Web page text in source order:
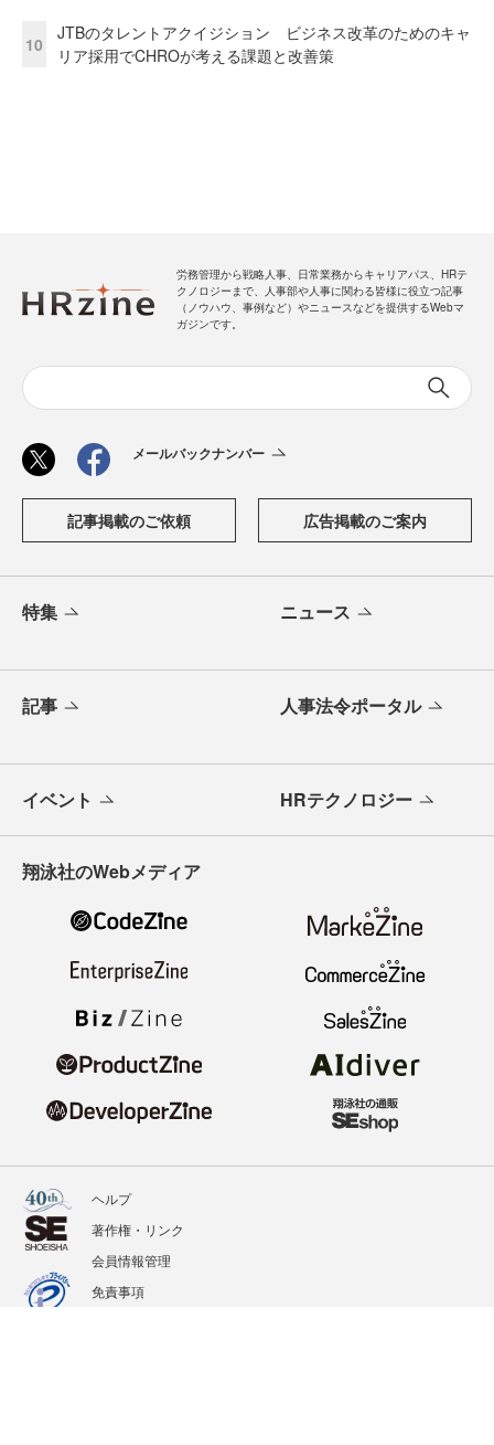
10
JTBのタレントアクイジション ビジネス改革のためのキャ
リア採用でCHROが考える課題と改善策
労務管理から戦略人事、日常業務からキャリアパス、HRテ
クノロジーまで、人事部や人事に関わる皆様に役立つ記事
（ノウハウ、事例など）やニュースなどを提供するWebマ
ガジンです。
メールバックナンバー
記事掲載のご依頼 広告掲載のご案内
特集 ニュース
記事 人事法令ポータル
イベント HRテクノロジー
翔泳社のWebメディア
ヘルプ
著作権・リンク
会員情報管理
免責事項